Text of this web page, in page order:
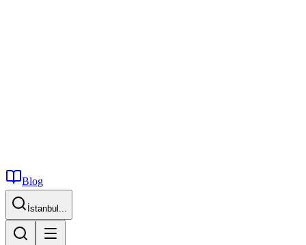
Blog
İstanbul...